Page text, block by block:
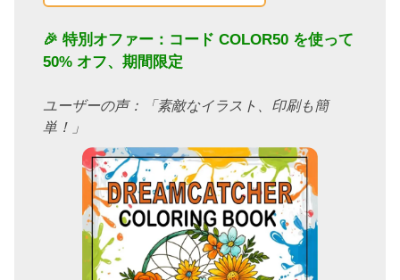
🎉 特別オファー：コード COLOR50 を使って
50% オフ、期間限定
ユーザーの声：「素敵なイラスト、印刷も簡
単！」